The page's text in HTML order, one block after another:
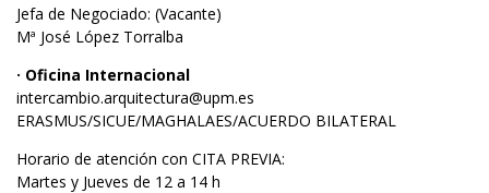
Jefa de Negociado: (Vacante)
Mª José López Torralba
· Oficina Internacional
intercambio.arquitectura@upm.es
ERASMUS/SICUE/MAGHALAES/ACUERDO BILATERAL
Horario de atención con CITA PREVIA:
Martes y Jueves de 12 a 14 h